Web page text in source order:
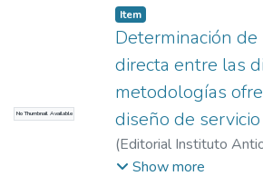
Universidad EAFIT.
Administración;
(GEM)
No Thumbnail Available
Item
Determinación de
directa entre las
metodologías
diseño de servicio
(Editorial Instituto
Investigación,2020-
Show more